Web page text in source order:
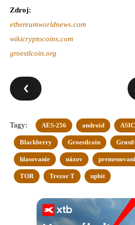
Zdroj:
ethereumworldnews.com
wikicryptocoins.com
groestlcoin.org
Tagy: AES-256 android
Blackberry Groestlcoin
hlasovanie názov
TOR Trezor T upbit